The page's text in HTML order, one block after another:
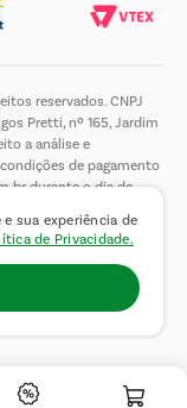
sua experiência de
de Privacidade.
reservados. CNPJ
Pretti, nº 165, Jardim
a análise e
de pagamento
durante o dia de
por cliente. Não
proibida a venda e a
anos, conforme Lei
Adolescente).